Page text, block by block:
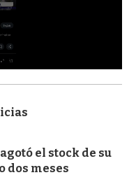
el stock de su
dos meses